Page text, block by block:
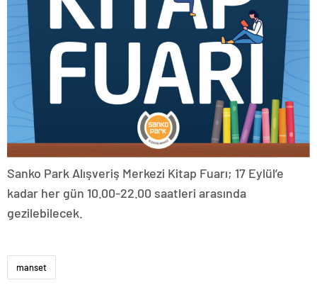
Sanko Park Alışveriş Merkezi Kitap Fuarı; 17 Eylül’e
kadar her gün 10.00-22.00 saatleri arasında
gezilebilecek.
manset